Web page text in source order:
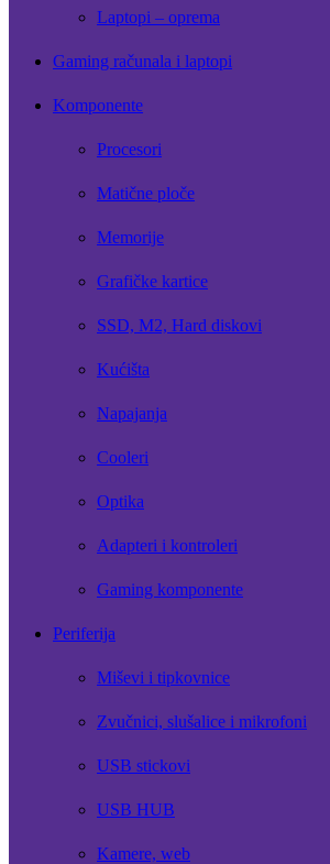
Laptopi – oprema
Gaming računala i laptopi
Komponente
Procesori
Matične ploče
Memorije
Grafičke kartice
SSD, M2, Hard diskovi
Kućišta
Napajanja
Cooleri
Optika
Adapteri i kontroleri
Gaming komponente
Periferija
Miševi i tipkovnice
Zvučnici, slušalice i mikrofoni
USB stickovi
USB HUB
Kamere, web